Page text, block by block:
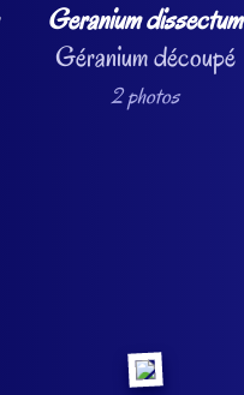
Geranium dissectum
Géranium découpé
2 photos